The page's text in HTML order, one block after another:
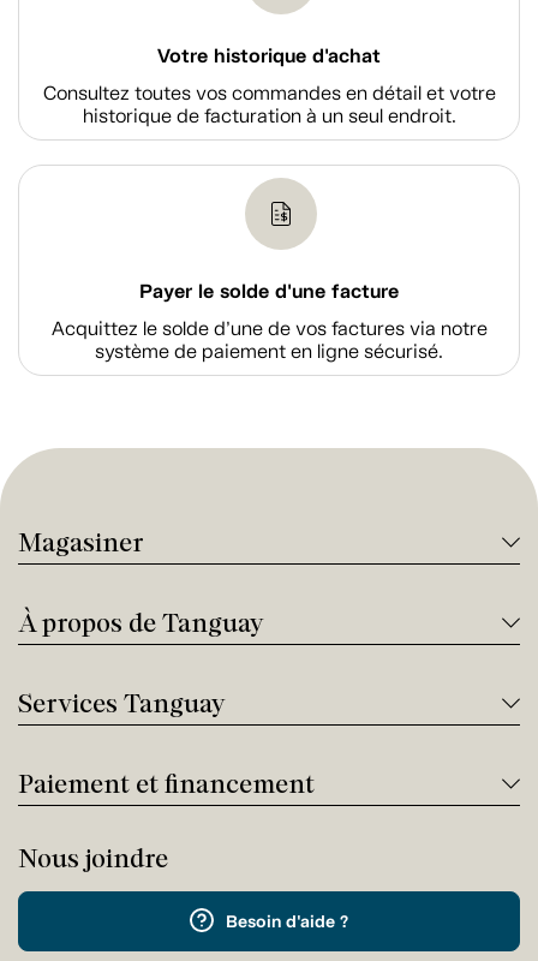
Votre historique d'achat
Consultez toutes vos commandes en détail et votre
historique de facturation à un seul endroit.
Payer le solde d'une facture
Acquittez le solde d’une de vos factures via notre
système de paiement en ligne sécurisé.
Magasiner
À propos de Tanguay
Services Tanguay
Paiement et financement
Nous joindre
Besoin d'aide ?